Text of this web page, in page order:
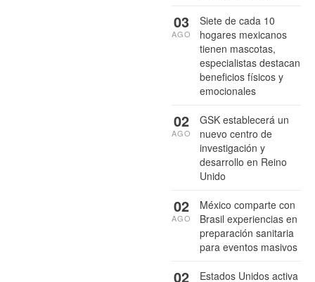
Siete de cada 10
hogares mexicanos
tienen mascotas,
especialistas destacan
beneficios físicos y
emocionales
03
AGO
GSK establecerá un
nuevo centro de
investigación y
desarrollo en Reino
Unido
02
AGO
México comparte con
Brasil experiencias en
preparación sanitaria
para eventos masivos
02
AGO
Estados Unidos activa
02